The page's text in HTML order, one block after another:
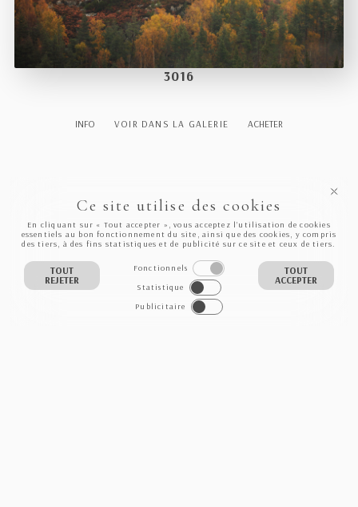
3016
INFO VOIR DANS LA GALERIE ACHETER
Ce site utilise des cookies
En cliquant sur « Tout accepter », vous acceptez l’utilisation de cookies
essentiels au bon fonctionnement du site, ainsi que des cookies, y compris
des tiers, à des fins statistiques et de publicité sur ce site et ceux de tiers.
TOUT
REJETER
Fonctionnels
Statistique
Publicitaire
TOUT
ACCEPTER